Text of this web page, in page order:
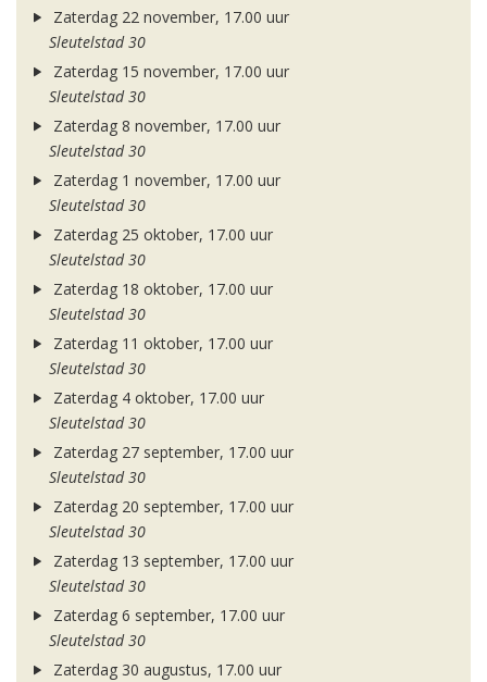
Zaterdag 22 november, 17.00 uur
Sleutelstad 30
Zaterdag 15 november, 17.00 uur
Sleutelstad 30
Zaterdag 8 november, 17.00 uur
Sleutelstad 30
Zaterdag 1 november, 17.00 uur
Sleutelstad 30
Zaterdag 25 oktober, 17.00 uur
Sleutelstad 30
Zaterdag 18 oktober, 17.00 uur
Sleutelstad 30
Zaterdag 11 oktober, 17.00 uur
Sleutelstad 30
Zaterdag 4 oktober, 17.00 uur
Sleutelstad 30
Zaterdag 27 september, 17.00 uur
Sleutelstad 30
Zaterdag 20 september, 17.00 uur
Sleutelstad 30
Zaterdag 13 september, 17.00 uur
Sleutelstad 30
Zaterdag 6 september, 17.00 uur
Sleutelstad 30
Zaterdag 30 augustus, 17.00 uur